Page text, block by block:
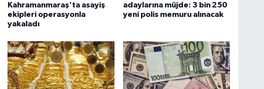
Kahramanmaraş'ta asayiş
ekipleri operasyonla
yakaladı
adaylarına müjde: 3 bin 250
yeni polis memuru alınacak